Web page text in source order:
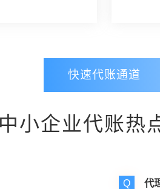
快速代账通道
中小企业代账热
Q 代